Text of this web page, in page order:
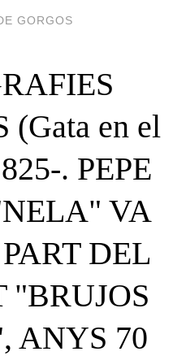
GORGOS
(Gata en el
. PEPE
VA
DEL
"BRUJOS
ANYS 70